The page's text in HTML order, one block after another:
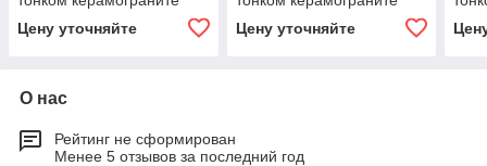
DuraSkin Light White Giulia
Цену уточняйте
DuraSkin Light White Ibiza
Цену уточняйте
О нас
Рейтинг не сформирован
Менее 5 отзывов за последний год